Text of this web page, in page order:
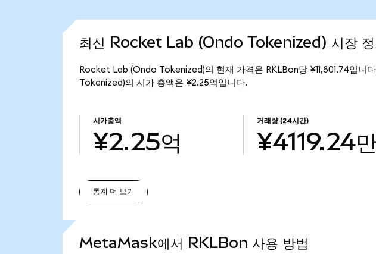
최신 Rocket Lab (Ondo Tokenized) 시장 정
Rocket Lab (Ondo Tokenized)의 현재 가격은 RKLBon당 ¥11,801.74입니
Tokenized)의 시가 총액은 ¥2.25억입니다.
시가총액
¥2.25억
거래량 (24시간)
¥4119.24
통계 더 보기
MetaMask에서 RKLBon 사용 방법